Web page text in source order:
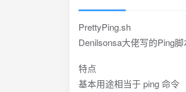
PrettyPing.sh
Denilsonsa大佬写的Ping脚
特点
基本用途相当于 ping 命令